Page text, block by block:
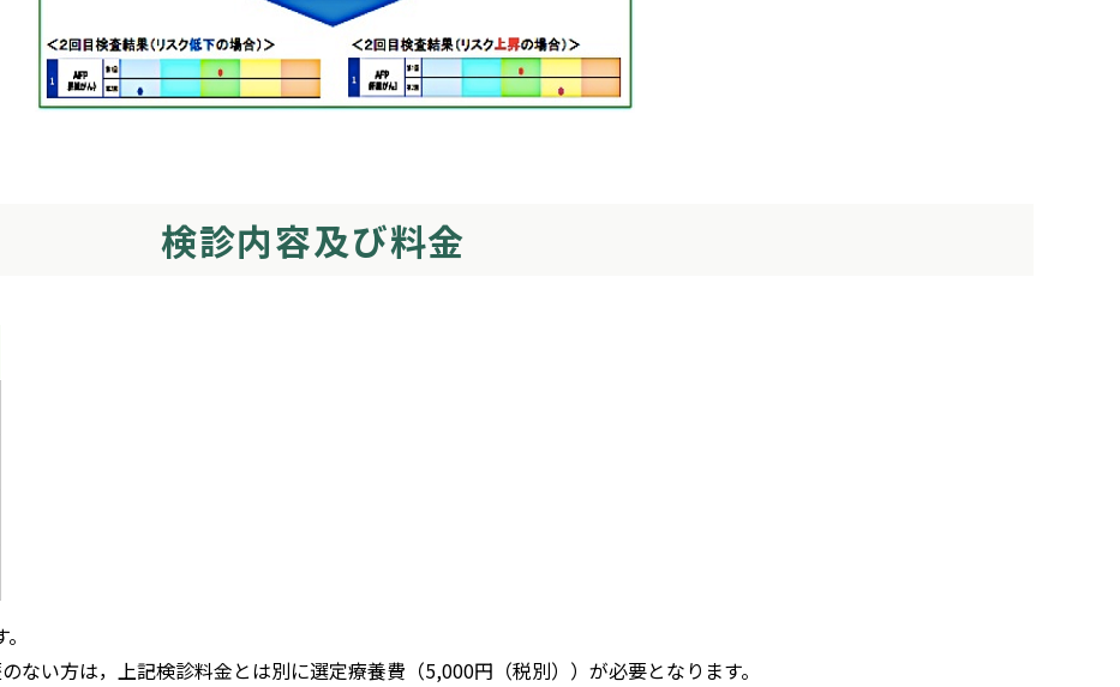
検診内容及び料金
い方は，上記検診料金とは別に選定療養費（5,000円（税別））が必要となります。